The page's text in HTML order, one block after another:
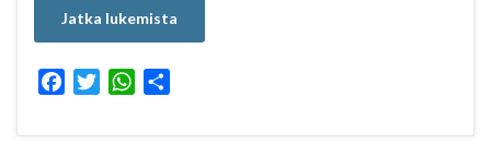
Jatka lukemista
c
i
W
a
a